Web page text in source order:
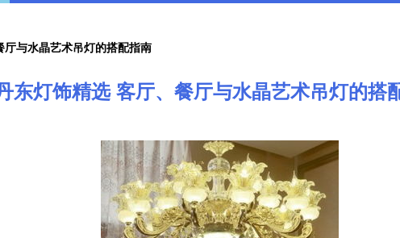
厅与水晶艺术吊灯的搭配指南
东灯饰精选 客厅、餐厅与水晶艺术吊灯的搭